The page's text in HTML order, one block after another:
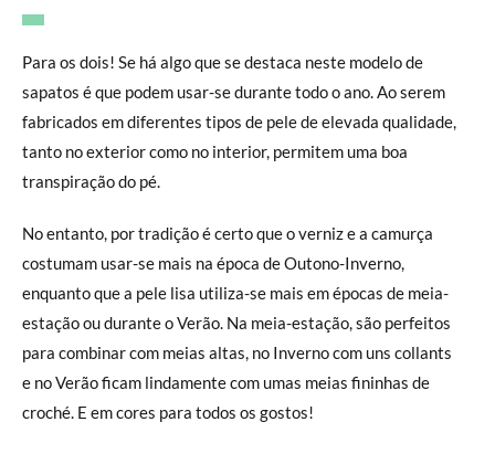
Para os dois! Se há algo que se destaca neste modelo de
sapatos é que podem usar-se durante todo o ano. Ao serem
fabricados em diferentes tipos de pele de elevada qualidade,
tanto no exterior como no interior, permitem uma boa
transpiração do pé.
No entanto, por tradição é certo que o verniz e a camurça
costumam usar-se mais na época de Outono-Inverno,
enquanto que a pele lisa utiliza-se mais em épocas de meia-
estação ou durante o Verão. Na meia-estação, são perfeitos
para combinar com meias altas, no Inverno com uns collants
e no Verão ficam lindamente com umas meias fininhas de
croché. E em cores para todos os gostos!